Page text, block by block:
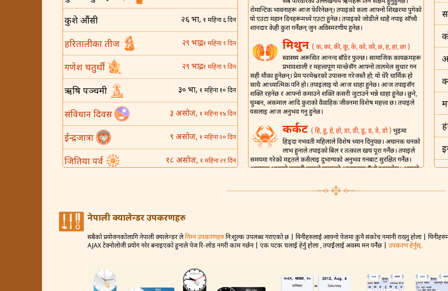
रोमान्टिक भावनाहरू आज फेरिनेछन्। तपाईंको कला आफ्नो शिखरमा पुगेको
यो एउटा महान दिनहरूमध्ये एउटा हुनेछ। तपाईंको जोडीले थाहै नपाई साँच्चै
शानदार केही कुरा गर्नेछन् जुन अविस्मरणीय हुनेछ।
मिथुन( क, का, की, कू, के, को, कौ, छ, ह, हा, छा )
स्वास्थ्य अरूसित आनन्द बाँडेर फुल्छ। सामाजिक कार्यक्रमहरू
प्रभावशाली र महत्त्वपूर्ण मान्छेसँग आफ्नो तालमेल सुधार गर्न
सही मौका हुनेछन्। प्रेम परमेश्वरको उपासना गरेजस्तै हो; यो धेरै धार्मिक हो
साथै आध्यात्मिक पनि हो। तपाईंलाई यो आज थाहा हुनेछ। आज तपाईंसँग
शक्ति रहनेछ र आफ्नो कमाउने शक्ति कसरी जुटाउने भन्ने थाहा हुनेछ। छुने,
चुम्बन, अंकमाल आदि कुराको वैवाहिक जीवनमा विशेष महत्त्व छ। तपाईंले
यसलाई आज अनुभव गर्नु हुनेछ।
कर्कट( हि, हू, हे, हो, डा, डी, डू, ड़, डे, डो )भुईंमा
हिड्दा गर्भवती महिलाले विशेष ध्यान दिनुपर्छ। अचानक धनको
लाभ हुनाले तपाईंको बिल र तत्काल खर्च पूरा गर्नेछ। तपाईंले
समयमा गरेको मद्दतले कसैलाई दुर्भाग्यको अनुभव गर्नबाट सुरक्षित गर्नेछ।
अचानक आएको रूमानी हावाले तपाईंको आत्मालाई उँभो उठाउनेछ। आफ्नो
तपाईंको वैवाहिक जीवनको लागि संगै खाएर शुभ रात्री बिताउने अपेक्षित छ।
गर्नुहोस्। यसले साझेदारी र आनन्दको लागि प्रोत्साहन दिनेछ। नयाँ प्रेम जडान
गठन गर्ने सम्भावना बलियो हुनेछ तर व्यक्तिगत र गोप्य जानकारी प्रकट
कुशे औंसी २६ भाद्र, १ महिना ६ दिन
हरितालीका तीज २९ भाद्र,१ महिना ९ दिन
गणेश चतुर्थी २९ भाद्र,१ महिना ९ दिन
ऋषि पञ्चमी ३० भाद्र, १ महिना १० दिन
संविधान दिवस ३ असोज, १ महिना १४ दिन
ईन्द्रजात्रा ९ असोज, १ महिना २० दिन
जितिया पर्व १८ असोज, १ महिना २९ दिन
बिजया दशमी
कोजाग्रत व्रत ८ कार्तिक, २ महिना २० दिन
२० कार्तिक,३ महिना २ दिन
नेपाली क्यालेन्डर उपकरणहरु
सबैको प्रयोजनकोलागि नेपाली क्यालेन्डर लेनिम्न उपकरणहरुनि:शुल्क उपलब्ध गराएको छ | यिनीहरुलाई आफ्नो पेजमा कुनै संकोच नमानी राख्नु होला |
AJAX टेक्नोलोजी प्रयोग गरेर बनाइएको हुनाले पेज रि-लोड नगरी काम गर्छन | एक पटक चलाई हेर्नु होला , तपाईंलाई अवस्य मन पर्नेछ | उपकरण हेर्नुस्..